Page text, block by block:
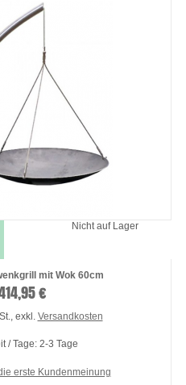
Nicht auf Lager
mit Wok 60cm
€
, exkl. Versandkosten
/ Tage: 2-3 Tage
erste Kundenmeinung